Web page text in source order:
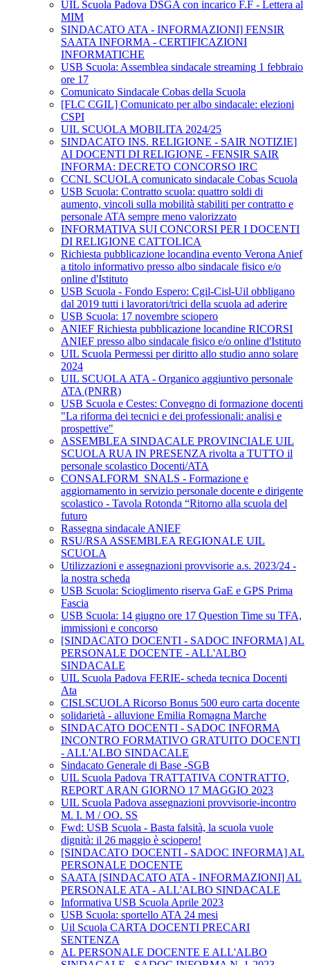
UIL Scuola Padova DSGA con incarico F.F - Lettera al
MIM
SINDACATO ATA - INFORMAZIONI] FENSIR
SAATA INFORMA - CERTIFICAZIONI
INFORMATICHE
USB Scuola: Assemblea sindacale streaming 1 febbraio
ore 17
Comunicato Sindacale Cobas della Scuola
[FLC CGIL] Comunicato per albo sindacale: elezioni
CSPI
UIL SCUOLA MOBILITA 2024/25
SINDACATO INS. RELIGIONE - SAIR NOTIZIE]
AI DOCENTI DI RELIGIONE - FENSIR SAIR
INFORMA: DECRETO CONCORSO IRC
CCNL SCUOLA comunicato sindacale Cobas Scuola
USB Scuola: Contratto scuola: quattro soldi di
aumento, vincoli sulla mobilità stabiliti per contratto e
personale ATA sempre meno valorizzato
INFORMATIVA SUI CONCORSI PER I DOCENTI
DI RELIGIONE CATTOLICA
Richiesta pubblicazione locandina evento Verona Anief
a titolo informativo presso albo sindacale fisico e/o
online d'Istituto
USB Scuola - Fondo Espero: Cgil-Cisl-Uil obbligano
dal 2019 tutti i lavoratori/trici della scuola ad aderire
USB Scuola: 17 novembre sciopero
ANIEF Richiesta pubblicazione locandine RICORSI
ANIEF presso albo sindacale fisico e/o online d'Istituto
UIL Scuola Permessi per diritto allo studio anno solare
2024
UIL SCUOLA ATA - Organico aggiuntivo personale
ATA (PNRR)
USB Scuola e Cestes: Convegno di formazione docenti
"La riforma dei tecnici e dei professionali: analisi e
prospettive"
ASSEMBLEA SINDACALE PROVINCIALE UIL
SCUOLA RUA IN PRESENZA rivolta a TUTTO il
personale scolastico Docenti/ATA
CONSALFORM_SNALS - Formazione e
aggiornamento in servizio personale docente e dirigente
scolastico - Tavola Rotonda “Ritorno alla scuola del
futuro
Rassegna sindacale ANIEF
RSU/RSA ASSEMBLEA REGIONALE UIL
SCUOLA
Utilizzazioni e assegnazioni provvisorie a.s. 2023/24 -
la nostra scheda
USB Scuola: Scioglimento riserva GaE e GPS Prima
Fascia
USB Scuola: 14 giugno ore 17 Question Time su TFA,
immissioni e concorso
[SINDACATO DOCENTI - SADOC INFORMA] AL
PERSONALE DOCENTE - ALL'ALBO
SINDACALE
UIL Scuola Padova FERIE- scheda tecnica Docenti
Ata
CISLSCUOLA Ricorso Bonus 500 euro carta docente
solidarietà - alluvione Emilia Romagna Marche
SINDACATO DOCENTI - SADOC INFORMA
INCONTRO FORMATIVO GRATUITO DOCENTI
- ALL'ALBO SINDACALE
Sindacato Generale di Base -SGB
UIL Scuola Padova TRATTATIVA CONTRATTO,
REPORT ARAN GIORNO 17 MAGGIO 2023
UIL Scuola Padova assegnazioni provvisorie-incontro
M. I. M / OO. SS
Fwd: USB Scuola - Basta falsità, la scuola vuole
dignità: il 26 maggio è sciopero!
[SINDACATO DOCENTI - SADOC INFORMA] AL
PERSONALE DOCENTE
SAATA [SINDACATO ATA - INFORMAZIONI] AL
PERSONALE ATA - ALL'ALBO SINDACALE
Informativa USB Scuola Aprile 2023
USB Scuola: sportello ATA 24 mesi
Uil Scuola CARTA DOCENTI PRECARI
SENTENZA
AL PERSONALE DOCENTE E ALL'ALBO